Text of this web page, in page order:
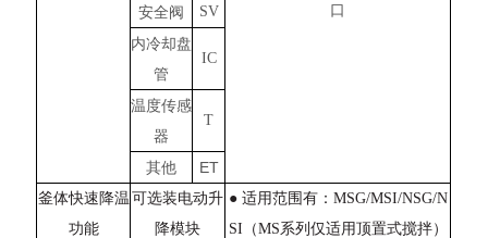
口
安全阀 SV
内冷却盘
管
IC
温度传感
器
T
其他 ET
釜体快速降温
功能
可选装电动升
降模块
● 适用范围有：MSG/MSI/NSG/N
SI（MS系列仅适用顶置式搅拌）